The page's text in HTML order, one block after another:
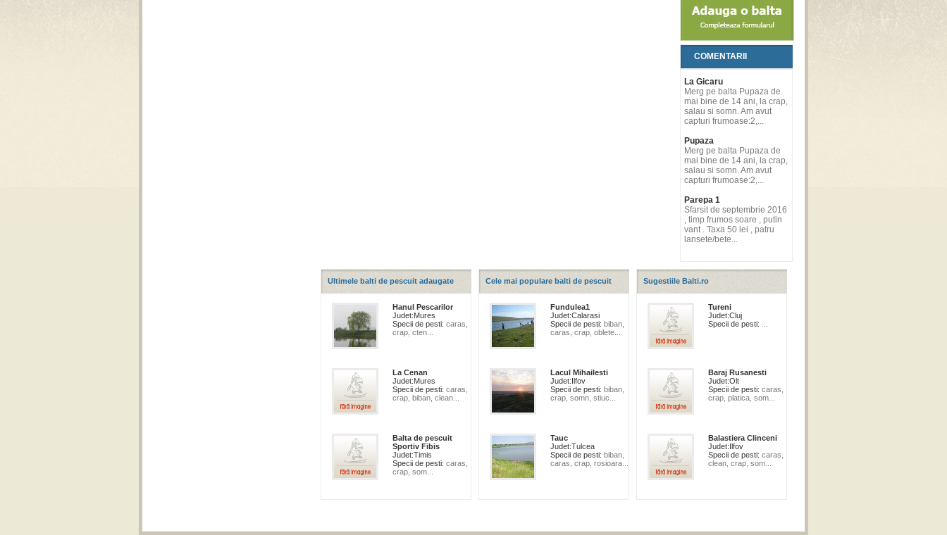
COMENTARII
La Gicaru
Merg pe balta Pupaza de
mai bine de 14 ani, la crap,
salau si somn. Am avut
capturi frumoase:2,...
Pupaza
Merg pe balta Pupaza de
mai bine de 14 ani, la crap,
salau si somn. Am avut
capturi frumoase:2,...
Parepa 1
Sfarsit de septembrie 2016
, timp frumos soare , putin
vant . Taxa 50 lei , patru
lansete/bete...
Ultimele balti de pescuit adaugate
Hanul Pescarilor
Judet:Mures
Specii de pesti: caras,
crap, cten...
La Cenan
Judet:Mures
Specii de pesti: caras,
crap, biban, clean...
Balta de pescuit
Sportiv Fibis
Judet:Timis
Specii de pesti: caras,
crap, som...
Cele mai populare balti de pescuit
Fundulea1
Judet:Calarasi
Specii de pesti: biban,
caras, crap, oblete...
Lacul Mihailesti
Judet:Ilfov
Specii de pesti: biban,
crap, somn, stiuc...
Tauc
Judet:Tulcea
Specii de pesti: biban,
caras, crap, rosioara...
Sugestiile Balti.ro
Tureni
Judet:Cluj
Specii de pesti:
Baraj Rusanesti
Judet:Olt
Specii de pesti: caras,
crap, platica, som...
Balastiera Clinceni
Judet:Ilfov
Specii de pesti: caras,
clean, crap, som...